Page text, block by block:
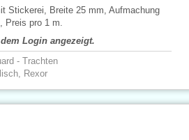
Stickerei, Breite 25 mm, Aufmachung
Preis pro 1 m.
Login angezeigt.
- Trachten
Rexor